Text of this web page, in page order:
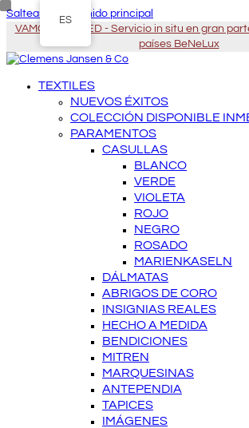
Saltear al contenido principal
VAMOS A USTED - Servicio in situ en gran
países BeNeLux
TEXTILES
NUEVOS ÉXITOS
COLECCIÓN DISPONIBLE
PARAMENTOS
CASULLAS
BLANCO
VERDE
VIOLETA
ROJO
NEGRO
ROSADO
MARIENKASELN
DÁLMATAS
ABRIGOS DE CORO
INSIGNIAS REALES
HECHO A MEDIDA
BENDICIONES
MITREN
MARQUESINAS
ANTEPENDIA
TAPICES
IMÁGENES
ES